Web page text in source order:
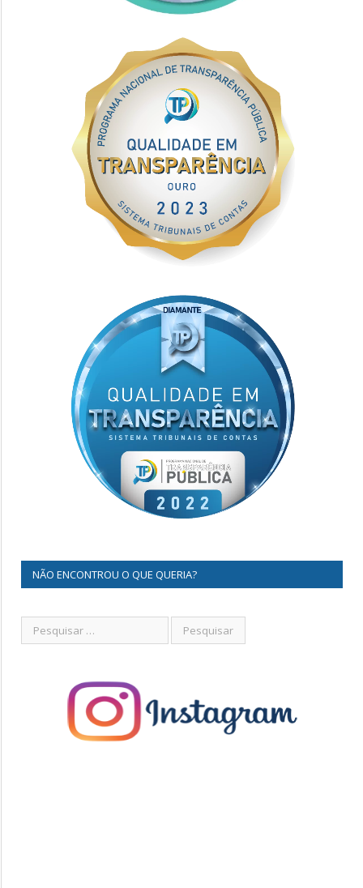
NÃO ENCONTROU O QUE QUERIA?